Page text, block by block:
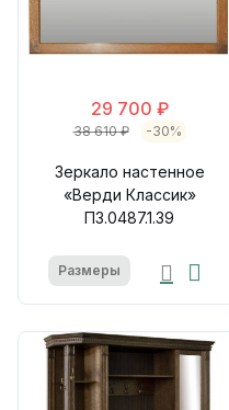
29 700 ₽
38 610 ₽ -30%
Зеркало настенное
«Верди Классик»
П3.0487.1.39
Размеры